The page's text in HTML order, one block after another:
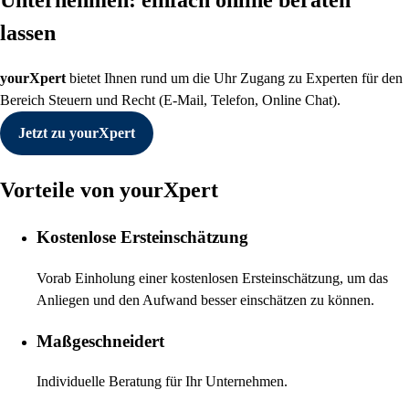
lassen
yourXpert bietet Ihnen rund um die Uhr Zugang zu Experten für den
Bereich Steuern und Recht (E-Mail, Telefon, Online Chat).
Jetzt zu yourXpert
Vorteile von yourXpert
Kostenlose Ersteinschätzung
Vorab Einholung einer kostenlosen Ersteinschätzung, um das
Anliegen und den Aufwand besser einschätzen zu können.
Maßgeschneidert
Individuelle Beratung für Ihr Unternehmen.